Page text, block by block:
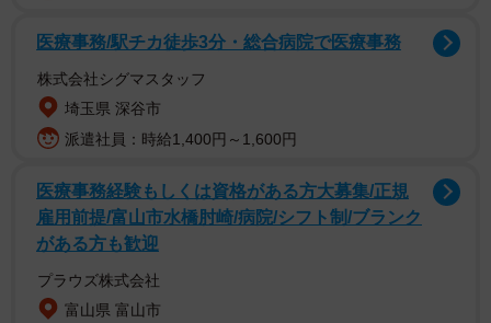
コーヒー1杯とクッキーで合計…1万5000円！（笑）＝ゆう＠
RAMPAGEMONKEYさん提供
医療事務/駅チカ徒歩3分・総合病院で医療事務
株式会社シグマスタッフ
埼玉県 深谷市
派遣社員：時給1,400円～1,600円
医療事務経験もしくは資格がある方大募集/正規
雇用前提/富山市水橋肘崎/病院/シフト制/ブランク
がある方も歓迎
プラウズ株式会社
富山県 富山市